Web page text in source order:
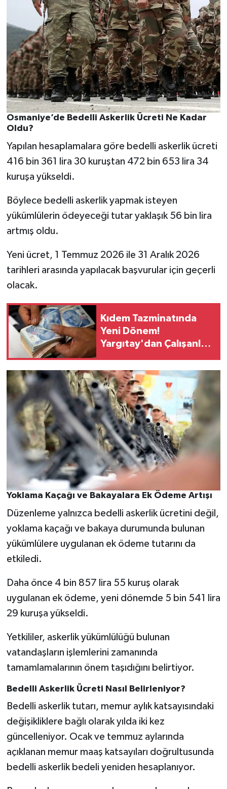
Osmaniye’de Bedelli Askerlik Ücreti Ne Kadar
Oldu?
Yapılan hesaplamalara göre bedelli askerlik ücreti
416 bin 361 lira 30 kuruştan 472 bin 653 lira 34
kuruşa yükseldi.
Böylece bedelli askerlik yapmak isteyen
yükümlülerin ödeyeceği tutar yaklaşık 56 bin lira
artmış oldu.
Yeni ücret, 1 Temmuz 2026 ile 31 Aralık 2026
tarihleri arasında yapılacak başvurular için geçerli
olacak.
Kıdem Tazminatında
Yeni Dönem!
Yargıtay'dan Çalışanları
Yoklama Kaçağı ve Bakayalara Ek Ödeme Artışı
Düzenleme yalnızca bedelli askerlik ücretini değil,
yoklama kaçağı ve bakaya durumunda bulunan
yükümlülere uygulanan ek ödeme tutarını da
etkiledi.
Daha önce 4 bin 857 lira 55 kuruş olarak
uygulanan ek ödeme, yeni dönemde 5 bin 541 lira
29 kuruşa yükseldi.
Yetkililer, askerlik yükümlülüğü bulunan
vatandaşların işlemlerini zamanında
tamamlamalarının önem taşıdığını belirtiyor.
Bedelli Askerlik Ücreti Nasıl Belirleniyor?
Bedelli askerlik tutarı, memur aylık katsayısındaki
değişikliklere bağlı olarak yılda iki kez
güncelleniyor. Ocak ve temmuz aylarında
açıklanan memur maaş katsayıları doğrultusunda
bedelli askerlik bedeli yeniden hesaplanıyor.